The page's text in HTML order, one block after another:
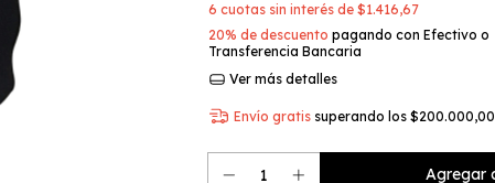
6 cuotas sin interés de $1.416,67
20% de descuento pagando con Efectivo o
Transferencia Bancaria
Ver más detalles
Envío gratis superando los $200.000,00